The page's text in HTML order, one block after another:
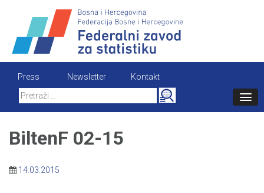
content
Press Newsletter
Kontakt
Search
for:
BiltenF 02-15
14.03.2015